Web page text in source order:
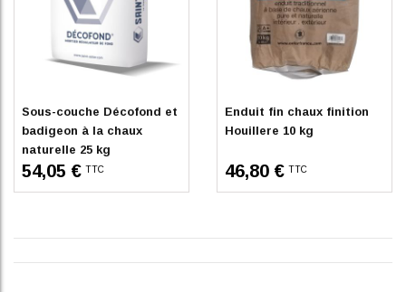
Sur commande
Sous-couche Décofond et
badigeon à la chaux
naturelle 25 kg
54,05 € TTC
En stock
Enduit fin chaux finition
Houillere 10 kg
46,80 € TTC